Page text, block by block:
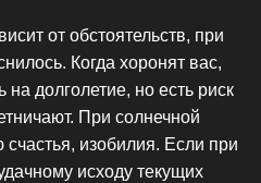
от обстоятельств, при
Когда хоронят вас,
на долголетие, но есть риск
При солнечной
счастья, изобилия. Если при
исходу текущих